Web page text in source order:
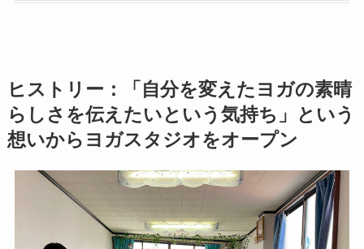
ヒストリー：「自分を変えたヨガの素晴
らしさを伝えたいという気持ち」という
想いからヨガスタジオをオープン